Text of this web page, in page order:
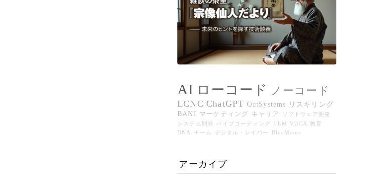
AI ローコード ノーコード
LCNC ChatGPT OutSystems
リスキリング
BANI マーケティング キャリア
ソフトウェア開発
システム開発
バイブコーディング LLM VUCA
教育
DNA
チーム デジタル・レイバー BlueMeme
アーカイブ